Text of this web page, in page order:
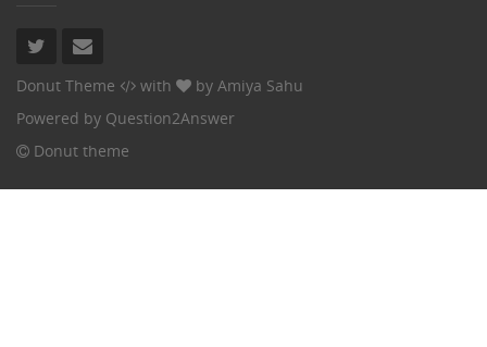
Donut Theme with by Amiya Sahu
Powered by Question2Answer
Donut theme